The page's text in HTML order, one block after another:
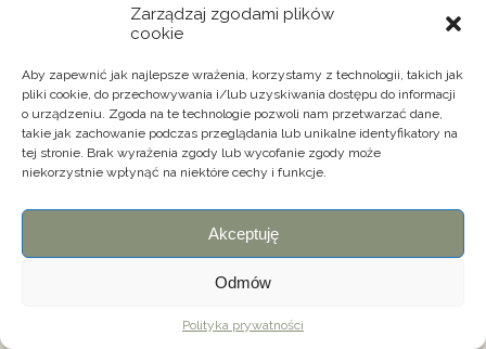
Zarządzaj zgodami plików
cookie
Aby zapewnić jak najlepsze wrażenia, korzystamy z technologii, takich jak
pliki cookie, do przechowywania i/lub uzyskiwania dostępu do informacji
o urządzeniu. Zgoda na te technologie pozwoli nam przetwarzać dane,
takie jak zachowanie podczas przeglądania lub unikalne identyfikatory na
tej stronie. Brak wyrażenia zgody lub wycofanie zgody może
niekorzystnie wpłynąć na niektóre cechy i funkcje.
Akceptuję
Odmów
Polityka prywatności